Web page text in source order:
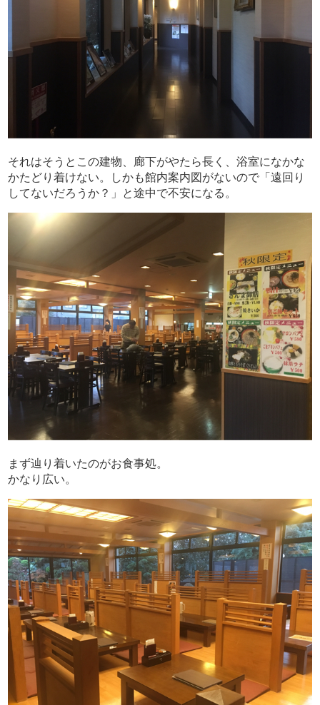
それはそうとこの建物、廊下がやたら長く、浴室になかな
かたどり着けない。しかも館内案内図がないので「遠回り
してないだろうか？」と途中で不安になる。
まず辿り着いたのがお食事処。
かなり広い。